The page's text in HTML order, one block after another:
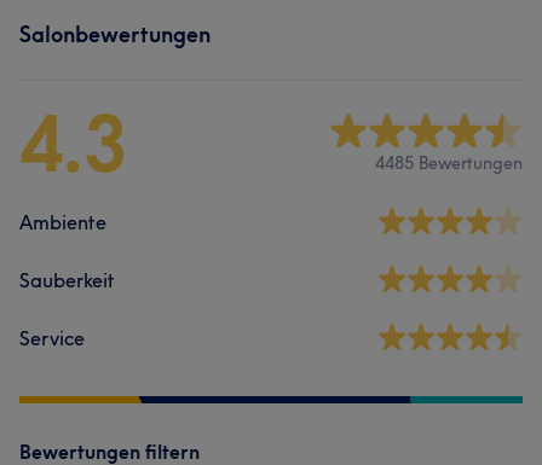
Salonbewertungen
4.3 4485 Bewertungen
Ambiente
Sauberkeit
Service
Bewertungen filtern